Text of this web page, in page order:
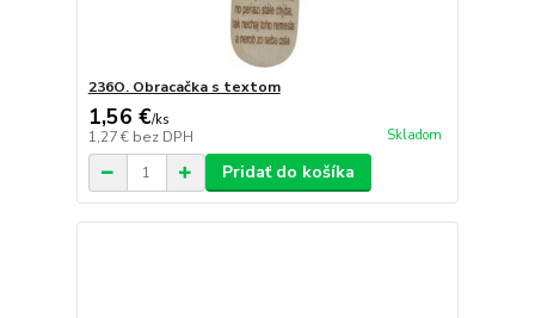
236O. Obracačka s textom
1,56 €/ks
1,27 € bez DPH Skladom
Pridať do košíka